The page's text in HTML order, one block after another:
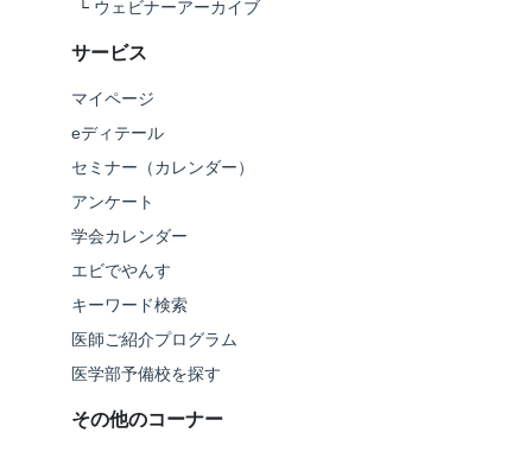
└ ウェビナーアーカイブ
サービス
マイページ
eディテール
セミナー（カレンダー）
アンケート
学会カレンダー
エビでやんす
キーワード検索
医師ご紹介プログラム
医学部予備校を探す
その他のコーナー